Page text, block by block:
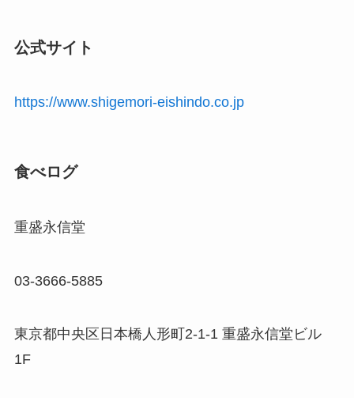
公式サイト
https://www.shigemori-eishindo.co.jp
食べログ
重盛永信堂
03-3666-5885
東京都中央区日本橋人形町2-1-1 重盛永信堂ビル
1F